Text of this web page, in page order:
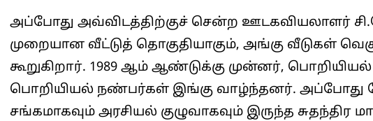
அப்போது அவ்விடத்திற்குச் சென்ற ஊடகவியலாளர்
முறையான வீட்டுத் தொகுதியாகும், அங்கு வீடுகள்
கூறுகிறார். 1989 ஆம் ஆண்டுக்கு முன்னர்,
பொறியியல் நண்பர்கள் இங்கு வாழ்ந்தனர். அப்போது
சங்கமாகவும் அரசியல் குழுவாகவும் இருந்த